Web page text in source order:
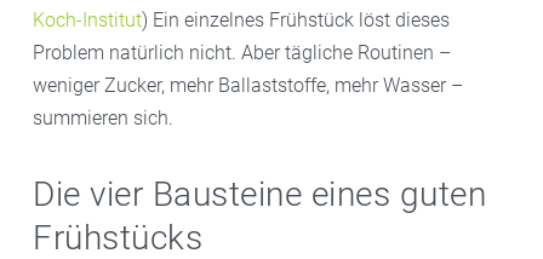
Koch-Institut) Ein einzelnes Frühstück löst dieses
Problem natürlich nicht. Aber tägliche Routinen –
weniger Zucker, mehr Ballaststoffe, mehr Wasser –
summieren sich.
Die vier Bausteine eines guten
Frühstücks